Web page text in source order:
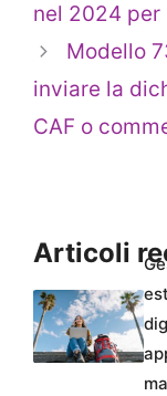
nel 2024
Modello
inviare la
CAF o
Articoli